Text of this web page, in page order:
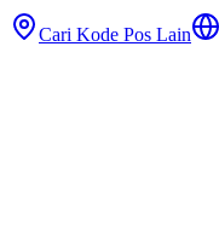
Cari Kode Pos Lain